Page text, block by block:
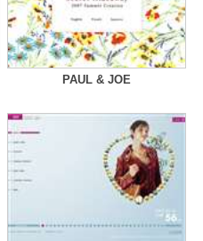
PAUL & JOE